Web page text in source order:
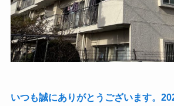
いつも誠にありがとうございます。